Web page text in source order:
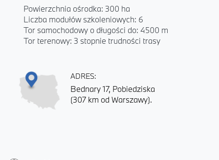
Powierzchnia ośrodka: 300 ha
Liczba modułów szkoleniowych: 6
Tor samochodowy o długości do: 4500 m
Tor terenowy: 3 stopnie trudności trasy
ADRES:
Bednary 17, Pobiedziska
(307 km od Warszawy).